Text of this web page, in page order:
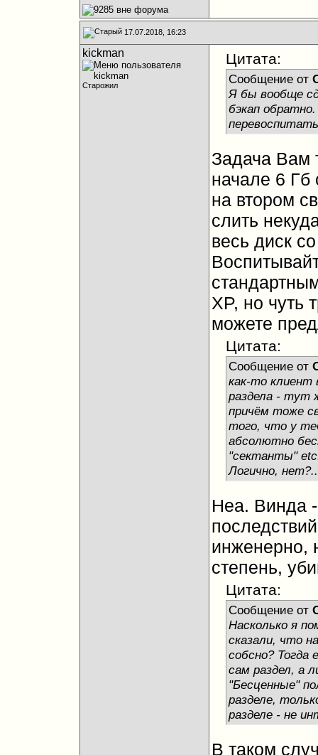
17.07.2018, 16:23
kickman
Старожил
Цитата:
Сообщение от
Я бы вообще
бэкап
Задача Вам
начале 6 Гб
на втором
слить
весь диск
XP, но чуть
можете
Цитата:
Сообщение от
как-то клиент
раздела - тут
причём тоже
того, что у
абсолютно
"сектанты"
Логично, нет?..
Неа. Винда -
инженерно,
степень,
Цитата:
Сообщение от
Насколько я
сказали, что
собсно? Тогда
сам раздел, а
"Бесценные"
разделе,
разделе - не
В таком